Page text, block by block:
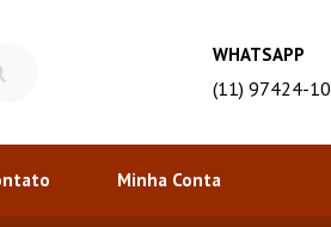
WHATSAPP
(11) 97424-
Minha Conta